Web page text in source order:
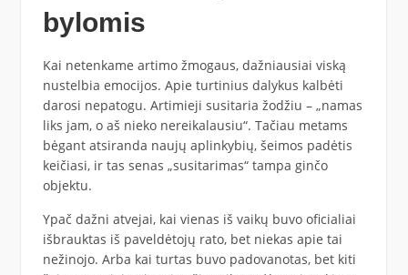
bylomis
Kai netenkame artimo žmogaus, dažniausiai viską
nustelbia emocijos. Apie turtinius dalykus kalbėti
darosi nepatogu. Artimieji susitaria žodžiu – „namas
liks jam, o aš nieko nereikalausiu“. Tačiau metams
bėgant atsiranda naujų aplinkybių, šeimos padėtis
keičiasi, ir tas senas „susitarimas“ tampa ginčo
objektu.
Ypač dažni atvejai, kai vienas iš vaikų buvo oficialiai
išbrauktas iš paveldėtojų rato, bet niekas apie tai
nežinojo. Arba kai turtas buvo padovanotas, bet kiti